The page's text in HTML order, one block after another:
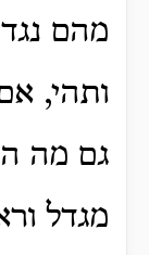
מהם נגד
ותהי,
גם מה
מגדל